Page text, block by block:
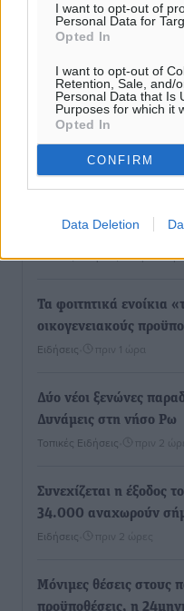
I want to opt-out of
Personal Data for
Opted In
I want to opt-out of
Retention, Sale, and/
Personal Data that Is
Purposes for which it
Opted In
CONFIRM
Data Deletion
Ροή
Τουρνάς για φωτιές:
πριν 33 λεπτά
μελτέμια έως 9
Τοπικές Ειδήσεις• πριν 1
Τα φοιτητικά ενοίκια
οικογενειακούς
Ειδήσεις πριν 1 ώρα
Δύο νέοι ξενώνες
Δυνάμεις στη νήσο Ρω
Τοπικές Ειδήσεις πριν 2
Συνεχίζεται η έξοδος
34.000 αναχωρούν
Ειδήσεις πριν 2 ώρες
Μόνιμες θέσεις στους
προϋποθέσεις, η